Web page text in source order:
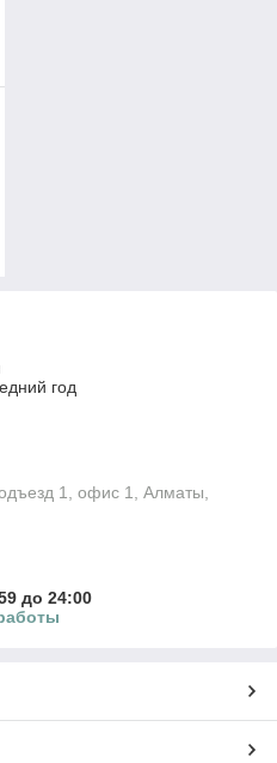
год
1, офис 1, Алматы,
до 24:00